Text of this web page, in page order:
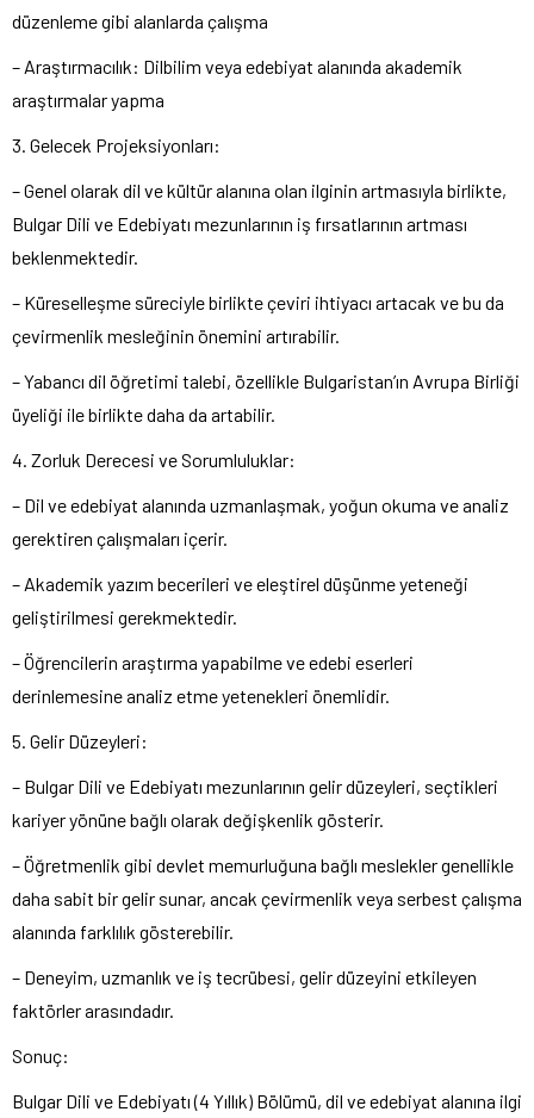
düzenleme gibi alanlarda çalışma
– Araştırmacılık: Dilbilim veya edebiyat alanında akademik
araştırmalar yapma
3. Gelecek Projeksiyonları:
– Genel olarak dil ve kültür alanına olan ilginin artmasıyla birlikte,
Bulgar Dili ve Edebiyatı mezunlarının iş fırsatlarının artması
beklenmektedir.
– Küreselleşme süreciyle birlikte çeviri ihtiyacı artacak ve bu da
çevirmenlik mesleğinin önemini artırabilir.
– Yabancı dil öğretimi talebi, özellikle Bulgaristan’ın Avrupa Birliği
üyeliği ile birlikte daha da artabilir.
4. Zorluk Derecesi ve Sorumluluklar:
– Dil ve edebiyat alanında uzmanlaşmak, yoğun okuma ve analiz
gerektiren çalışmaları içerir.
– Akademik yazım becerileri ve eleştirel düşünme yeteneği
geliştirilmesi gerekmektedir.
– Öğrencilerin araştırma yapabilme ve edebi eserleri
derinlemesine analiz etme yetenekleri önemlidir.
5. Gelir Düzeyleri:
– Bulgar Dili ve Edebiyatı mezunlarının gelir düzeyleri, seçtikleri
kariyer yönüne bağlı olarak değişkenlik gösterir.
– Öğretmenlik gibi devlet memurluğuna bağlı meslekler genellikle
daha sabit bir gelir sunar, ancak çevirmenlik veya serbest çalışma
alanında farklılık gösterebilir.
– Deneyim, uzmanlık ve iş tecrübesi, gelir düzeyini etkileyen
faktörler arasındadır.
Sonuç:
Bulgar Dili ve Edebiyatı (4 Yıllık) Bölümü, dil ve edebiyat alanına ilgi